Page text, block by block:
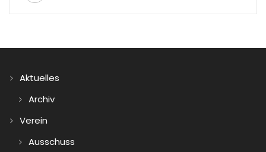
Aktuelles
Archiv
Verein
Ausschuss